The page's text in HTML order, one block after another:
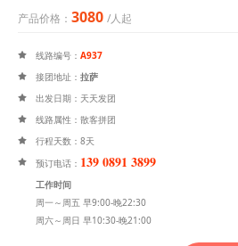
产品价格： 3080 /人起
 线路编号： A937
 接团地址： 拉萨
 出发日期：天天发团
 线路属性：散客拼团
 行程天数：8天
 预订电话： 139 0891 3899
工作时间
周一～周五 早9:00-晚22:30
周六～周日 早10:30-晚21:00